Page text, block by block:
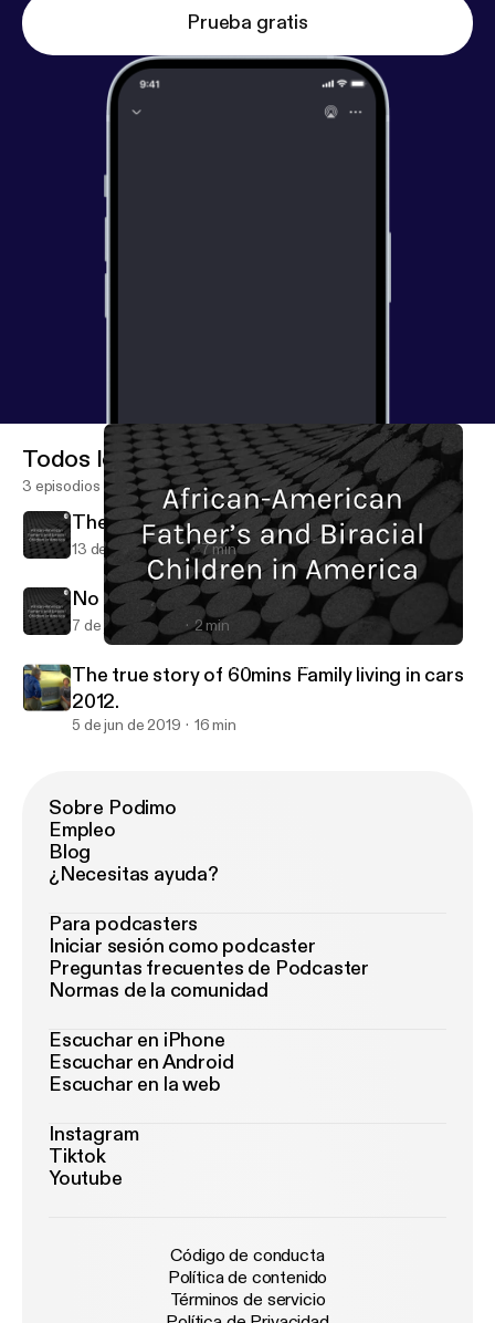
Prueba gratis
African-American Father's and Biracial Children in America
Todos los episodios
3 episodios
The Beginning
13 de jun de 2019 7 min
No bashing just The Truth!
7 de jun de 2019 2 min
The true story of 60mins Family living in cars
2012.
5 de jun de 2019 16 min
Sobre Podimo
Empleo
Blog
¿Necesitas ayuda?
Para podcasters
Iniciar sesión como podcaster
Preguntas frecuentes de Podcaster
Normas de la comunidad
Escuchar en iPhone
Escuchar en Android
Escuchar en la web
Instagram
Tiktok
Youtube
Código de conducta
Política de contenido
Términos de servicio